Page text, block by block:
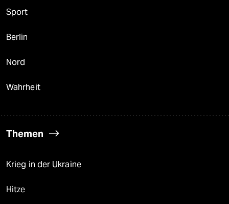
Sport
Berlin
Nord
Wahrheit
Themen
Krieg in der Ukraine
Hitze